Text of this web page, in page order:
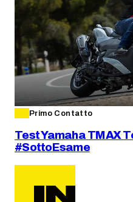
Primo Contatto
Test Yamaha TMAX
#SottoEsame